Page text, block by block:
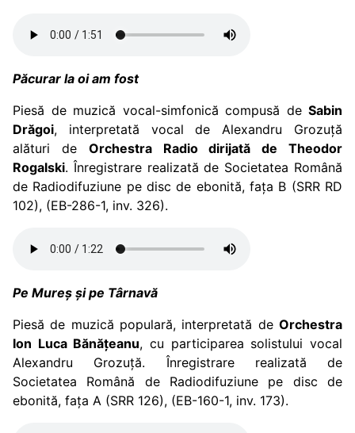
Păcurar la oi am fost
Piesă de muzică vocal-simfonică compusă de Sabin
Drăgoi, interpretată vocal de Alexandru Grozuță
alături de Orchestra Radio dirijată de Theodor
Rogalski. Înregistrare realizată de Societatea Română
de Radiodifuziune pe disc de ebonită, fața B (SRR RD
102), (EB-286-1, inv. 326).
Pe Mureș și pe Târnavă
Piesă de muzică populară, interpretată de Orchestra
Ion Luca Bănățeanu, cu participarea solistului vocal
Alexandru Grozuță. Înregistrare realizată de
Societatea Română de Radiodifuziune pe disc de
ebonită, fața A (SRR 126), (EB-160-1, inv. 173).